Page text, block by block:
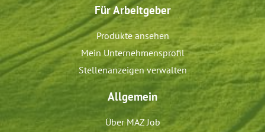
Für Arbeitgeber
Produkte ansehen
Mein Unternehmensprofil
Stellenanzeigen verwalten
Allgemein
Über MAZ Job